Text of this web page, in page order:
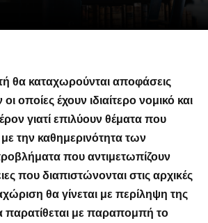
θα καταχωρούνται αποφάσεις
οποίες έχουν ιδιαίτερο νομικό και
γιατί επιλύουν θέματα που
την καθημερινότητα των
που αντιμετωπίζουν
που διαπιστώνονται στις αρχικές
θα γίνεται με περίληψη της
με παραπομπή το